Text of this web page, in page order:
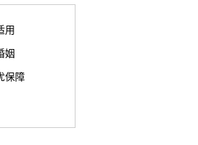
用
姻
保障